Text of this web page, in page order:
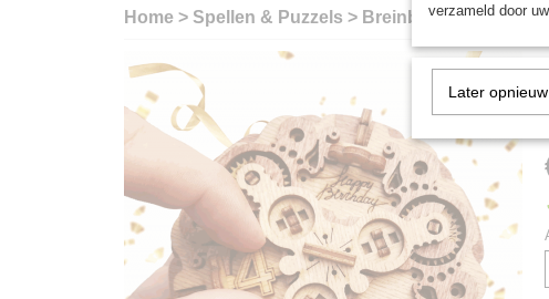
Home > Spellen & Puzzels > Breinbrekers>
verzameld door
Later